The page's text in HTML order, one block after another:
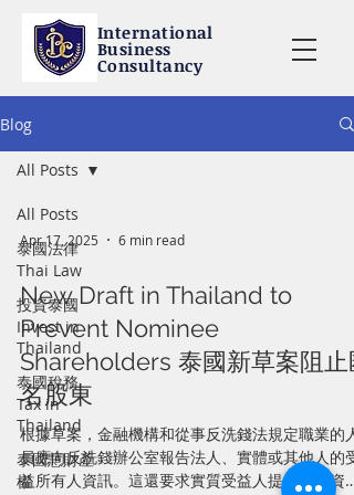
International
Business
Consultancy
Blog
All Posts
泰國法律
Thai Law
投資泰國
Invest in
Thailand
泰國稅務
Tax in
Thailand
泰國慧財產
權
All Posts
Apr 17, 2025 6 min read
New Draft in Thailand to
Prevent Nominee
Shareholders 泰國新草案阻止
名股東
根據草案，金融機構和從事反洗錢法規定職業的人
員應向反洗錢辦公室報告法人、實體或其他人的受
益所有人資訊。這還要求實質受益人提供這些資